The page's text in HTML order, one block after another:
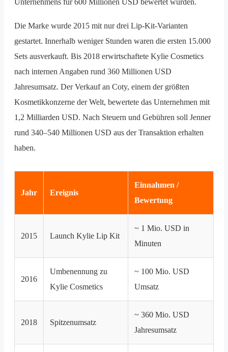
Unternehmens für 600 Millionen USD bewertet wurden.
Die Marke wurde 2015 mit nur drei Lip-Kit-Varianten
gestartet. Innerhalb weniger Stunden waren die ersten 15.000
Sets ausverkauft. Bis 2018 erwirtschaftete Kylie Cosmetics
nach internen Angaben rund 360 Millionen USD
Jahresumsatz. Der Verkauf an Coty, einem der größten
Kosmetikkonzerne der Welt, bewertete das Unternehmen mit
1,2 Milliarden USD. Nach Steuern und Gebühren soll Jenner
rund 340–540 Millionen USD aus der Transaktion erhalten
haben.
Jahr Ereignis
Einnahmen /
Bewertung
2015 Launch Kylie Lip Kit
~ 1 Mio. USD in
Minuten
2016
Umbenennung zu
Kylie Cosmetics
~ 100 Mio. USD
Umsatz
2018 Spitzenumsatz
~ 360 Mio. USD
Jahresumsatz